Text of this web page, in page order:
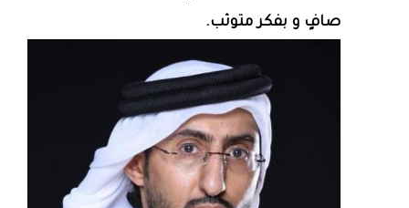
صافٍ و بفكر متوثب.